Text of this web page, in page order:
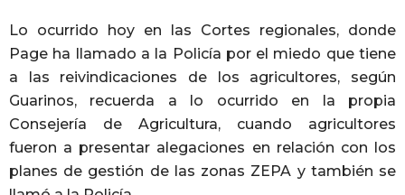
Lo ocurrido hoy en las Cortes regionales, donde
Page ha llamado a la Policía por el miedo que tiene
a las reivindicaciones de los agricultores, según
Guarinos, recuerda a lo ocurrido en la propia
Consejería de Agricultura, cuando agricultores
fueron a presentar alegaciones en relación con los
planes de gestión de las zonas ZEPA y también se